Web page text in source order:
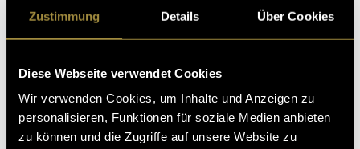
Zustimmung Details Über Cookies
Diese Webseite verwendet Cookies
Wir verwenden Cookies, um Inhalte und Anzeigen zu
personalisieren, Funktionen für soziale Medien anbieten
zu können und die Zugriffe auf unsere Website zu
Rechte Seite
Ziel ist es, den Ball möglichst lange im Spiel zu halten